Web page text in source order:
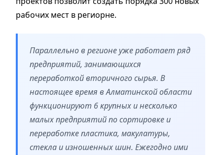
рабочих мест в региорне.
Параллельно в регионе уже работает ряд
предприятий, занимающихся
переработкой вторичного сырья. В
настоящее время в Алматинской области
функционируют 6 крупных и несколько
малых предприятий по сортировке и
переработке пластика, макулатуры,
стекла и изношенных шин. Ежегодно ими